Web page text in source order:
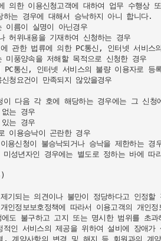
한 이용신청고객에 대하여 업무 수행상
는 경우에 대해서 승낙하지 아니 합니다.
름이 실명이 아닌경우
허위내용을 기재하여 신청하는 경우
관한 법류에 의한 PC통신, 인터넷 서비스
풍양속을 저해할 목적으로 신청한 경우
PC통신, 인터넷 서비스의 불량 이용자로 등
청요건이 만족되지 않았을경우
다음 각 호에 해당하는 경우에는 그 신
는 경우
는 경우
이용승낙이 곤란한 경우
신청이 불승낙되거나 승낙을 제한하는 경
성년자인 경우에는 별도로 정하는 바에 따
기되는 의견이나 불만이 정당하다고 인정
인정보보호정책에 따라서 이용고객의 개
불구하고 고지 또는 명시한 범위를 초과
인 서비스의 제공을 위하여 설비에 장애
계약사항의 변경 및 해지 등 회원과의 계